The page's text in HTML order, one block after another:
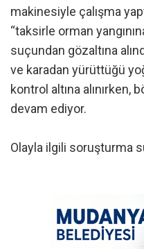
makinesiyle çalışma
“taksirle orman
suçundan gözaltına
ve karadan yürüttüğü
kontrol altına alınırken,
devam ediyor.
Olayla ilgili soruşturma